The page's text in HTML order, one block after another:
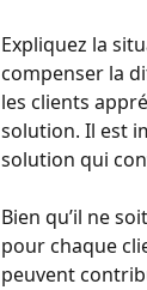
Expliquez la
compenser la
les clients
solution. Il est
solution qui
Bien qu’il ne
pour chaque
peuvent